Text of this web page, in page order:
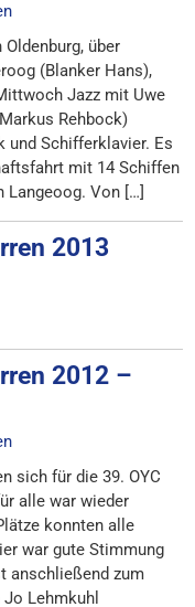
über
(Blanker Hans),
Jazz mit Uwe
Rehbock)
und Schifferklavier. Es
mit 14 Schiffen
Langeoog. Von […]
2013
2012 –
sich für die 39. OYC
alle war wieder
konnten alle
war gute Stimmung
anschließend zum
Lehmkuhl